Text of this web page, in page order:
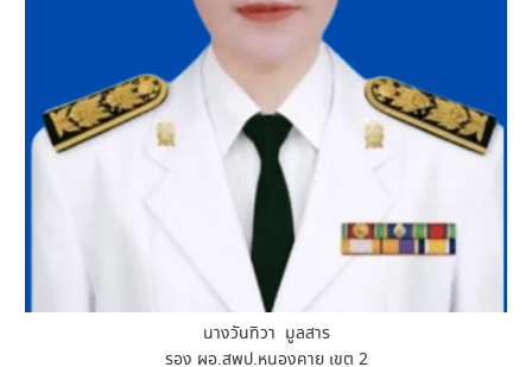
นางวันทิวา มูลสาร
รอง ผอ.สพป.หนองคาย เขต 2